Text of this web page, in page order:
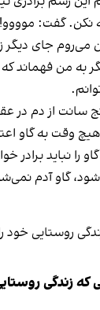
نکن. گفت:
می‌روم جای
به من فهماند که
سانت از دم در
هیچ وقت به گاو
را نباید برادر
گاو آدم
زندگی